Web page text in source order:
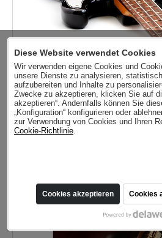
G-Tiger Gitarrengurt
60,50
Diese Website verwendet Cookies
Wir verwenden eigene Cookies und
unsere Dienste zu analysieren,
aufzubereiten und Inhalte zu
Zwecke zu akzeptieren, klicken Sie auf
akzeptieren“. Andernfalls können Sie
„Konfiguration“ konfigurieren oder
zur Verwendung von Cookies und Ihren
Cookie-Richtlinie.
Cookies akzeptieren Cookies